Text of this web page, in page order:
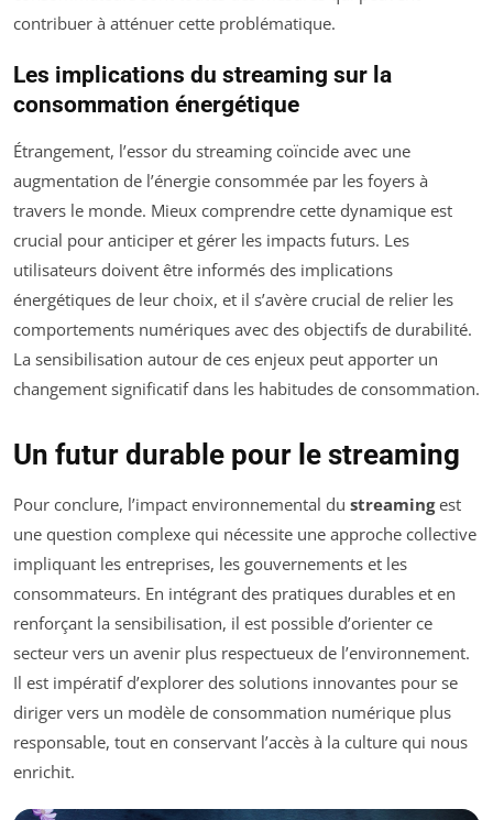
contribuer à atténuer cette problématique.
Les implications du streaming sur la
consommation énergétique
Étrangement, l’essor du streaming coïncide avec une
augmentation de l’énergie consommée par les foyers à
travers le monde. Mieux comprendre cette dynamique est
crucial pour anticiper et gérer les impacts futurs. Les
utilisateurs doivent être informés des implications
énergétiques de leur choix, et il s’avère crucial de relier les
comportements numériques avec des objectifs de durabilité.
La sensibilisation autour de ces enjeux peut apporter un
changement significatif dans les habitudes de consommation.
Un futur durable pour le streaming
Pour conclure, l’impact environnemental du streamingest
une question complexe qui nécessite une approche collective
impliquant les entreprises, les gouvernements et les
consommateurs. En intégrant des pratiques durables et en
renforçant la sensibilisation, il est possible d’orienter ce
secteur vers un avenir plus respectueux de l’environnement.
Il est impératif d’explorer des solutions innovantes pour se
diriger vers un modèle de consommation numérique plus
responsable, tout en conservant l’accès à la culture qui nous
enrichit.